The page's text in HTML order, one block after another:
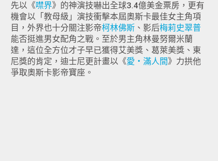
先以《噤界》的神演技嚇出全球3.4億美金票房，更有
機會以「教母級」演技衝擊本屆奧斯卡最佳女主角項
目，外界也十分關注影帝柯林佛斯 、影后梅莉史翠普
能否挺進男女配角之戰。至於男主角林曼努爾米蘭
達，這位全方位才子早已獲得艾美獎、葛萊美獎、東
尼獎的肯定，迪士尼更計畫以《愛‧滿人間》力拱他
爭取奧斯卡影帝寶座。